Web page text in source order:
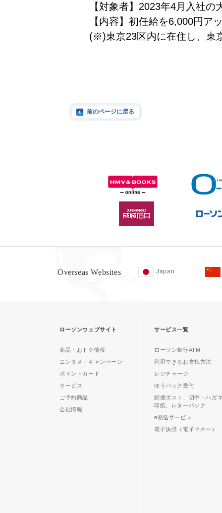
【対象者】2023年4月入社の
【内容】初任給を6,000円
(※)東京23区内に在住し、東
前のページに戻る
Overseas Websites Japan
ローソンウェブサイト
商品・おトク情報
エンタメ・キャンペーン
ポイントカード
サービス
ご予約商品
会社情報
サービス一覧
ローソン銀行ATM
利用できるお支払方法
レジチャージ
ゆうパック受付
郵便ポスト、切手・ハガ
印紙、レターパック
e発送サービス
電子決済（電子マネー）